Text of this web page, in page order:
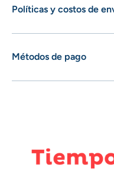
Políticas y costos de
Métodos de pago